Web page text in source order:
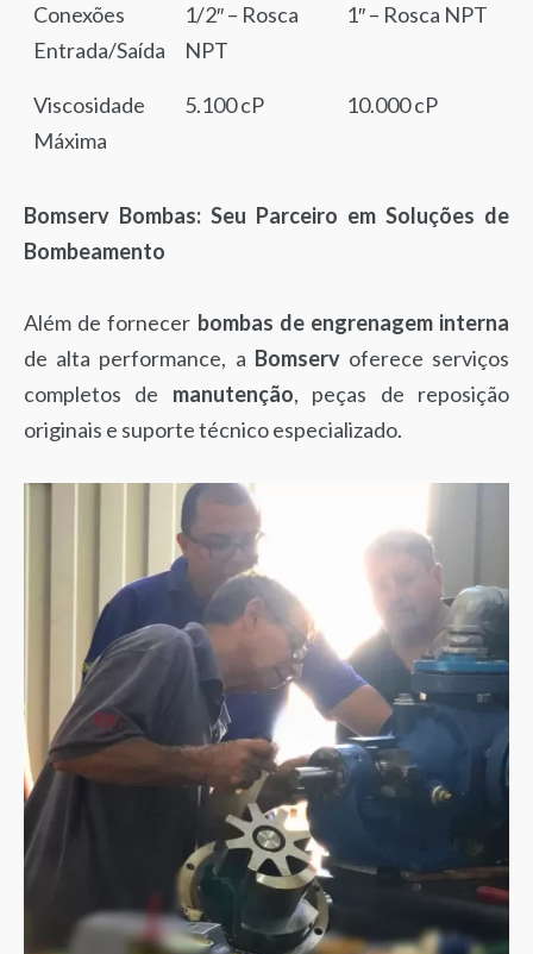
Conexões
Entrada/Saída
1/2″ – Rosca
NPT
1″ – Rosca NPT
Viscosidade
Máxima
5.100 cP 10.000 cP
Bomserv Bombas: Seu Parceiro em Soluções de
Bombeamento
Além de fornecer bombas de engrenagem interna
de alta performance, a Bomservoferece serviços
completos de manutenção, peças de reposição
originais e suporte técnico especializado.